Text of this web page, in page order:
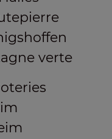
verte